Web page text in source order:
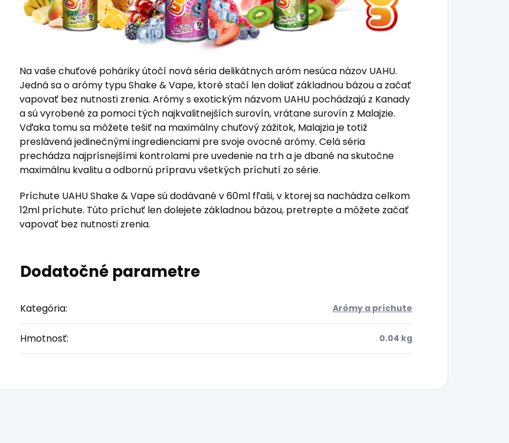
Na vaše chuťové poháriky útočí nová séria delikátnych aróm nesúca názov UAHU.
Jedná sa o arómy typu Shake & Vape, ktoré stačí len doliať základnou bázou a začať
vapovať bez nutnosti zrenia. Arómy s exotickým názvom UAHU pochádzajú z Kanady
a sú vyrobené za pomoci tých najkvalitnejších surovín, vrátane surovín z Malajzie.
Vďaka tomu sa môžete tešiť na maximálny chuťový zážitok, Malajzia je totiž
preslávená jedinečnými ingredienciami pre svoje ovocné arómy. Celá séria
prechádza najprísnejšími kontrolami pre uvedenie na trh a je dbané na skutočne
maximálnu kvalitu a odbornú prípravu všetkých príchutí zo série.
Príchute UAHU Shake & Vape sú dodávané v 60ml fľaši, v ktorej sa nachádza celkom
12ml príchute. Túto príchuť len dolejete základnou bázou, pretrepte a môžete začať
vapovať bez nutnosti zrenia.
Dodatočné parametre
Kategória: Arómy a príchute
Hmotnosť: 0.04 kg